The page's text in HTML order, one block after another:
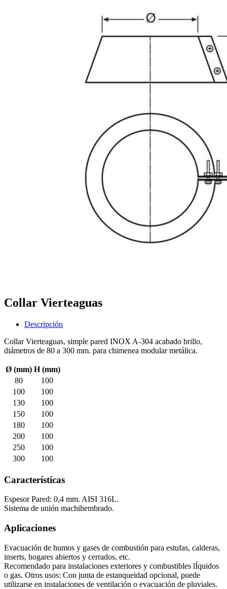
Collar Vierteaguas
Descripción
Collar Vierteaguas, simple pared INOX A-304 acabado brillo,
diámetros de 80 a 300 mm. para chimenea modular metálica.
Ø (mm) H (mm)
80
100
100
100
130
100
150
100
180
100
200
100
250
100
300
100
Características
Espesor Pared: 0,4 mm. AISI 316L.
Sistema de unión machihembrado.
Aplicaciones
Evacuación de humos y gases de combustión para estufas, calderas,
inserts, hogares abiertos y cerrados, etc.
Recomendado para instalaciones exteriores y combustibles lÍquidos
o gas. Otros usos: Con junta de estanqueidad opcional, puede
utilizarse en instalaciones de ventilación o evacuación de pluviales.